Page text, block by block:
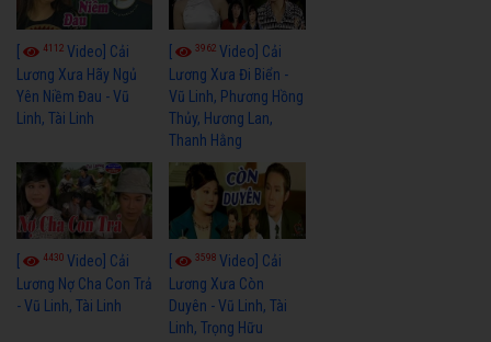
4112 Video] Cải
Lương Xưa Hãy Ngủ
Yên Niềm Đau - Vũ
Linh, Tài Linh
3962Video] Cải
Lương Xưa Đi Biển -
Vũ Linh, Phương Hồng
Thủy, Hương Lan,
Thanh Hằng
4430 Video] Cải
Lương Nợ Cha Con Trả
- Vũ Linh, Tài Linh
3598Video] Cải
Lương Xưa Còn
Duyên - Vũ Linh, Tài
Linh, Trọng Hữu